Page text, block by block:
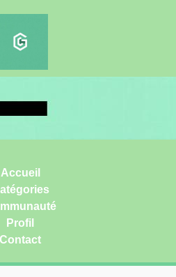
Accueil
Profil
Contact